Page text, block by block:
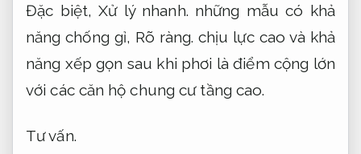
Đặc biệt,Xử lý nhanh. những mẫu có khả
năng chống gỉ, Rõ ràng. chịu lực cao và khả
năng xếp gọn sau khi phơi là điểm cộng lớn
với các căn hộ chung cư tầng cao.
Tư vấn.